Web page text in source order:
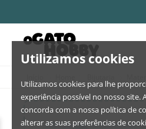
Utilizamos cookies
Utilizamos cookies para lhe
experiência possível no nosso site.
concorda com a nossa política de
alterar as suas preferências de